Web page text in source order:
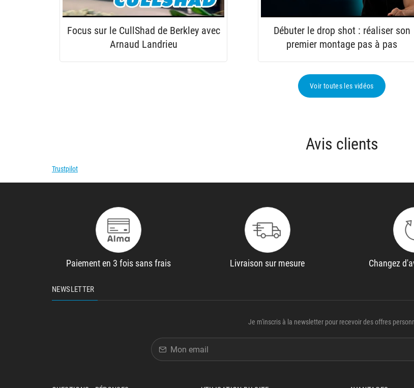
Focus sur le CullShad de Berkley avec
Arnaud Landrieu
Débuter le drop shot : réaliser son
premier montage pas à pas
Voir toutes les vidéos
Avis clients
Trustpilot
Paiement en 3 fois sans frais Livraison sur mesure Changez
NEWSLETTER
Je m'inscris à la newsletter pour recevoir des offres